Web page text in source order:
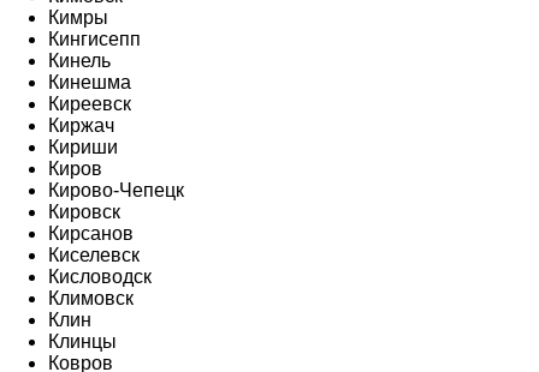
Кимры
Кингисепп
Кинель
Кинешма
Киреевск
Киржач
Кириши
Киров
Кирово-Чепецк
Кировск
Кирсанов
Киселевск
Кисловодск
Климовск
Клин
Клинцы
Ковров